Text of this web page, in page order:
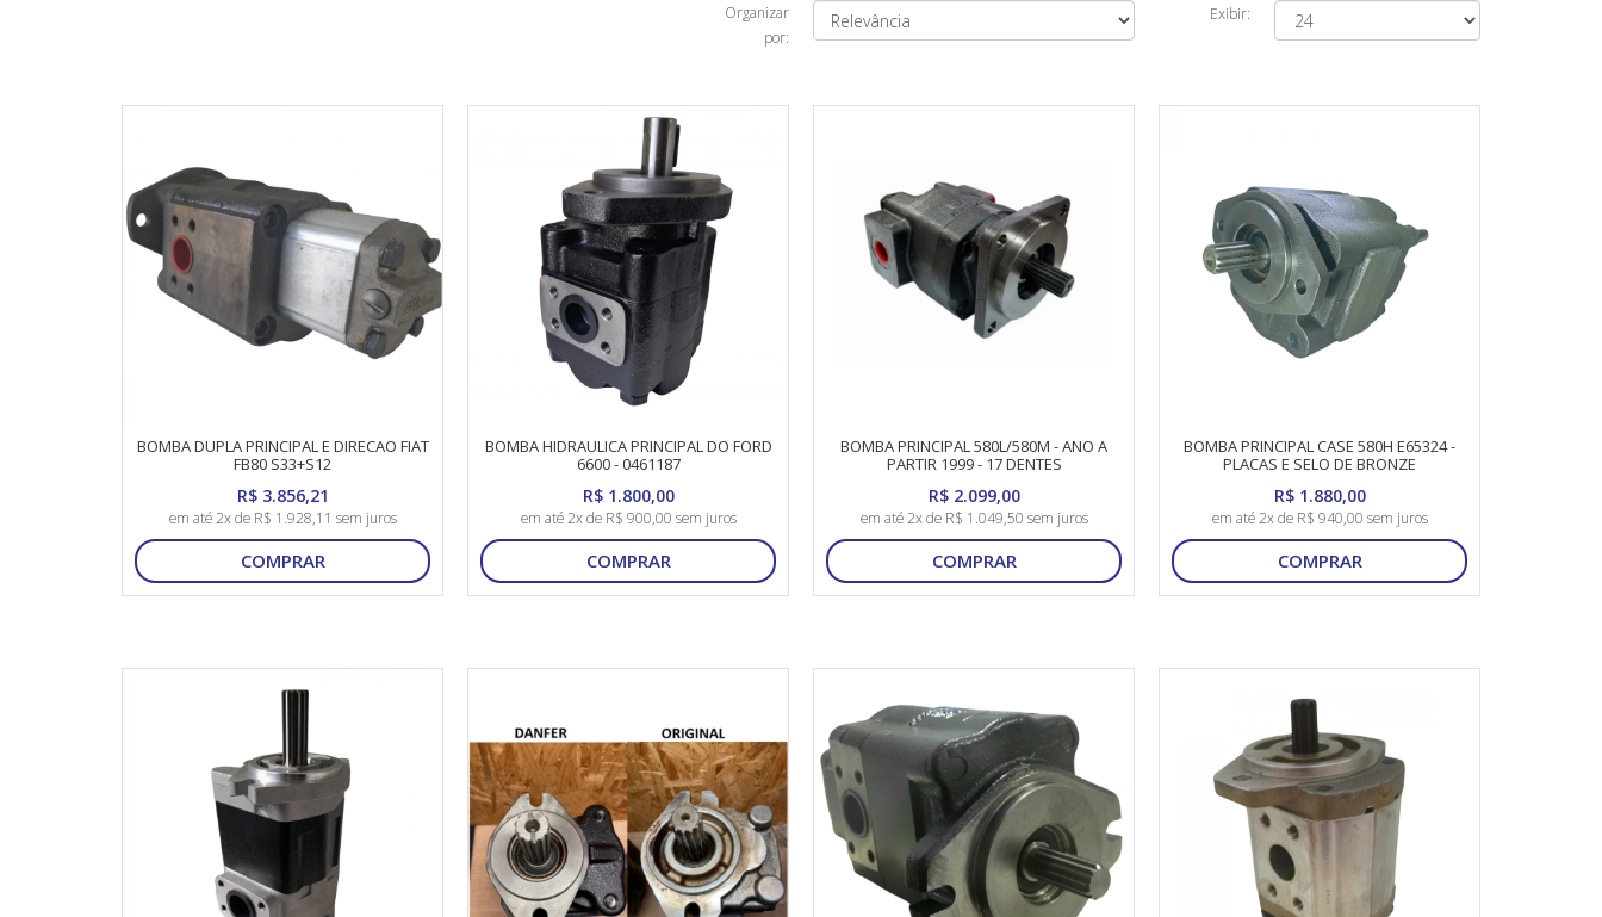
Organizar
por:
Exibir:
BOMBA DUPLA PRINCIPAL E DIRECAO FIAT
FB80 S33+S12
R$ 3.856,21
em até 2x de R$ 1.928,11 sem juros
COMPRAR
BOMBA HIDRAULICA PRINCIPAL DO FORD
6600 - 0461187
R$ 1.800,00
em até 2x de R$ 900,00 sem juros
COMPRAR
BOMBA PRINCIPAL 580L/580M - ANO A
PARTIR 1999 - 17 DENTES
R$ 2.099,00
em até 2x de R$ 1.049,50 sem juros
COMPRAR
BOMBA PRINCIPAL CASE 580H E65324 -
PLACAS E SELO DE BRONZE
R$ 1.880,00
em até 2x de R$ 940,00 sem juros
COMPRAR